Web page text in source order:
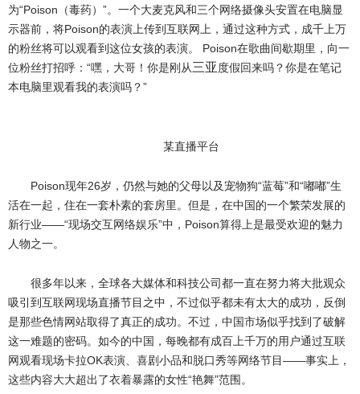
为“Poison（毒药）”。一个大麦克风和三个网络摄像头安置在电脑显
示器前，将Poison的表演上传到互联网上，通过这种方式，成千上万
的粉丝将可以观看到这位女孩的表演。 Poison在歌曲间歇期里，向一
位粉丝打招呼：“嘿，大哥！你是刚从三亚 度假回来吗？你是在笔记
本电脑里观看我的表演吗？”
某直播平台
Poison现年26岁，仍然与她的父母以及宠物狗“蓝莓”和“嘟嘟”生
活在一起，住在一套朴素的套房里。但是，在中国的一个繁荣发展的
新行业——“现场交互网络娱乐”中，Poison算得上是最受欢迎的魅力
人物之一。
很多年以来，全球各大媒体和科技公司都一直在努力将大批观众
吸引到互联网现场直播节目之中，不过似乎都未有太大的成功，反倒
是那些色情网站取得了真正的成功。不过，中国市场似乎找到了破解
这一难题的密码。如今的中国，每晚都有成百上千万的用户通过互联
网观看现场卡拉OK表演、喜剧小品和脱口秀等网络节目——事实上，
这些内容大大超出了衣着暴露的女性“艳舞”范围。